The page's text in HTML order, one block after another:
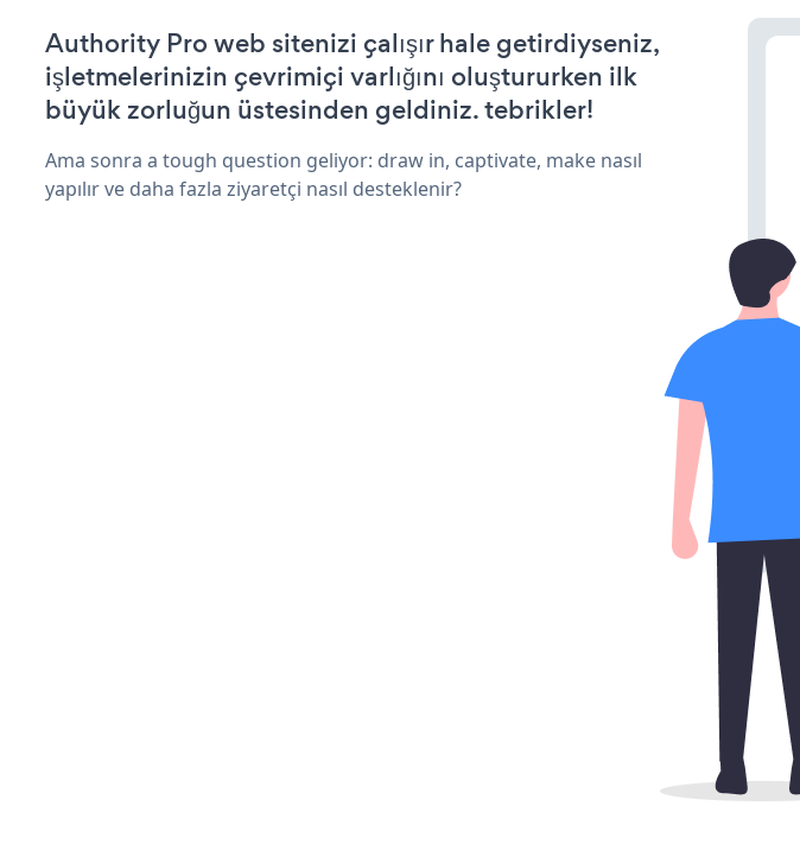
Authority Pro web sitenizi çalışır hale getirdiyseniz,
işletmelerinizin çevrimiçi varlığını oluştururken ilk
büyük zorluğun üstesinden geldiniz. tebrikler!
Ama sonra a tough question geliyor: draw in, captivate, make nasıl
yapılır ve daha fazla ziyaretçi nasıl desteklenir?